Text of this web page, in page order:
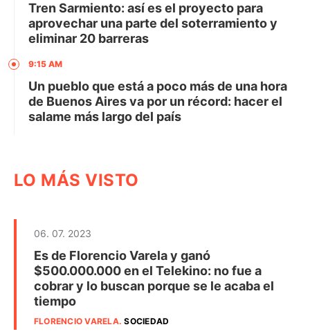
Tren Sarmiento: así es el proyecto para
aprovechar una parte del soterramiento y
eliminar 20 barreras
9:15 AM
Un pueblo que está a poco más de una hora
de Buenos Aires va por un récord: hacer el
salame más largo del país
LO MÁS VISTO
06. 07. 2023
Es de Florencio Varela y ganó
$500.000.000 en el Telekino: no fue a
cobrar y lo buscan porque se le acaba el
tiempo
FLORENCIO VARELA.SOCIEDAD